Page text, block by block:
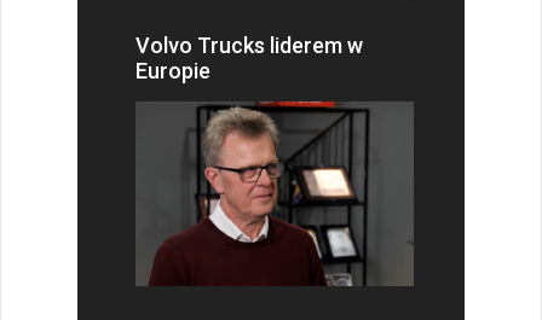
Volvo Trucks liderem w
Europie